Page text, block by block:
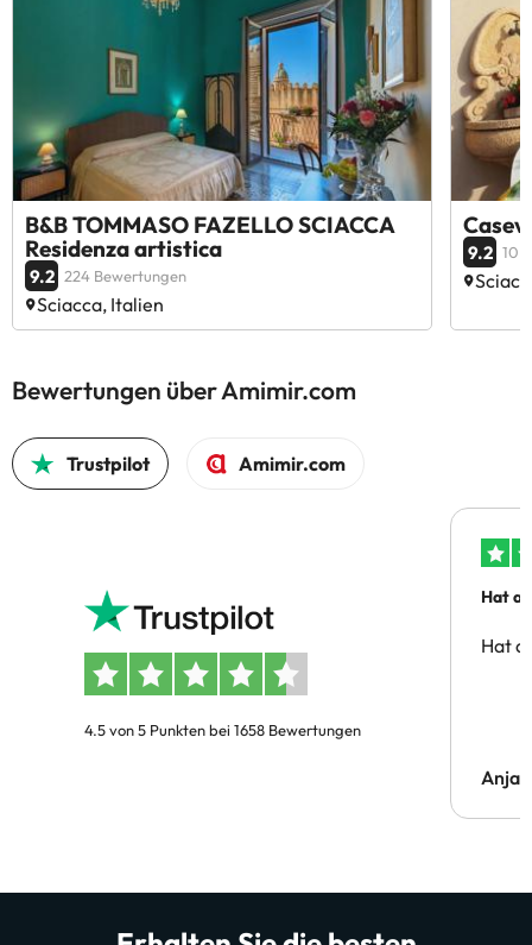
B&B TOMMASO FAZELLO SCIACCA
Residenza artistica
9.2 224 Bewertungen
Sciacca, Italien
9.2 10
Bewertungen über Amimir.com
Trustpilot Amimir.com
4.5 von 5 Punkten bei 1658 Bewertungen
Hat
Hat
Anja